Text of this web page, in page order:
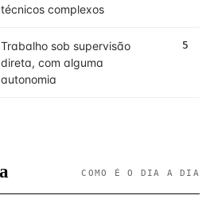
técnicos complexos
Trabalho sob supervisão
direta, com alguma
autonomia
5
COMO É O DIA A DIA